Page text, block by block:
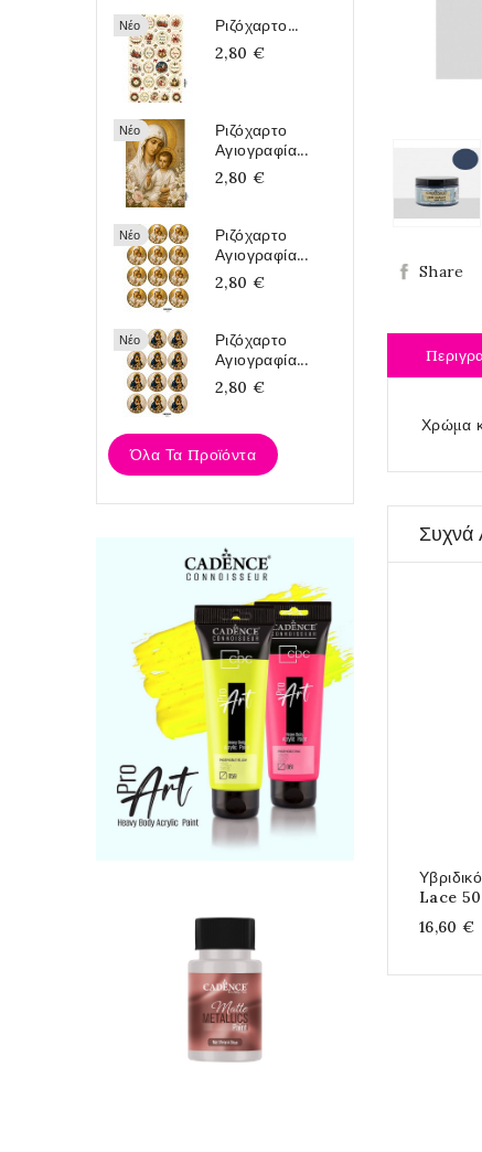
Νέο
Ριζόχαρτο...
2,80 €
Νέο
Ριζόχαρτο
Αγιογραφία...
2,80 €
Νέο
Ριζόχαρτο
Αγιογραφία...
2,80 €
Νέο
Ριζόχαρτο
Αγιογραφία...
2,80 €
Όλα Τα Προϊόντα
Share
Χρώμα
Συχνά
Lace
16,60 €